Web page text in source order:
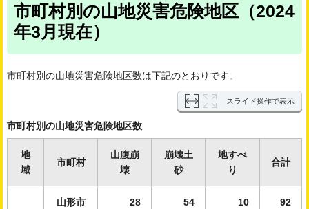
市町村別の山地災害危険地区（2024
年3月現在）
市町村別の山地災害危険地区数は下記のとおりです。
スライド操作で表示
市町村別の山地災害危険地区数
地
域
市町村
山腹崩
壊
崩壊土
砂
地すべ
り
合計
山形市 28 54 10 92